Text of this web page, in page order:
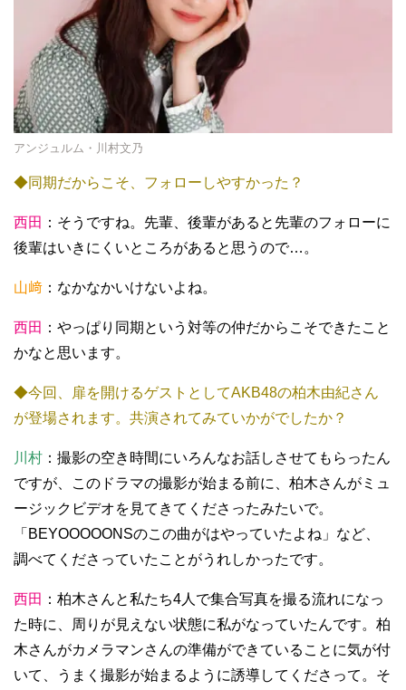
アンジュルム・川村文乃
◆同期だからこそ、フォローしやすかった？
西田 ：そうですね。先輩、後輩があると先輩のフォローに
後輩はいきにくいところがあると思うので…。
山﨑 ：なかなかいけないよね。
西田 ：やっぱり同期という対等の仲だからこそできたこと
かなと思います。
◆今回、扉を開けるゲストとしてAKB48の柏木由紀さん
が登場されます。共演されてみていかがでしたか？
川村 ：撮影の空き時間にいろんなお話しさせてもらったん
ですが、このドラマの撮影が始まる前に、柏木さんがミュ
ージックビデオを見てきてくださったみたいで。
「BEYOOOOONSのこの曲がはやっていたよね」など、
調べてくださっていたことがうれしかったです。
西田 ：柏木さんと私たち4人で集合写真を撮る流れになっ
た時に、周りが見えない状態に私がなっていたんです。柏
木さんがカメラマンさんの準備ができていることに気が付
いて、うまく撮影が始まるように誘導してくださって。そ